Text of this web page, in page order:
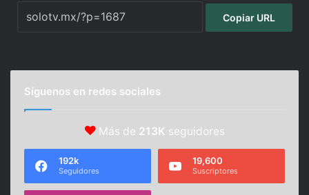
Copiar URL
Síguenos en redes sociales
Más de 213K seguidores
192k
Seguidores
19,600
Suscriptores